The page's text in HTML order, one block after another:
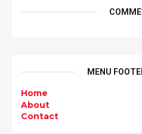
MENU
Home
About
Contact